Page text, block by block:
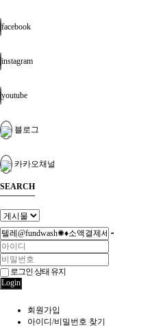
facebook
instagram
youtube
블로그
카카오채널
SEARCH
로그인 상태 유지
Login
회원가입
아이디/비밀번호 찾기